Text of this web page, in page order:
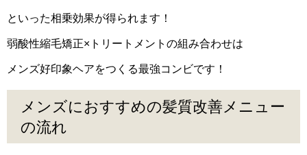
といった相乗効果が得られます！
弱酸性縮毛矯正×トリートメントの組み合わせは
メンズ好印象ヘアをつくる最強コンビです！
メンズにおすすめの髪質改善メニュー
の流れ